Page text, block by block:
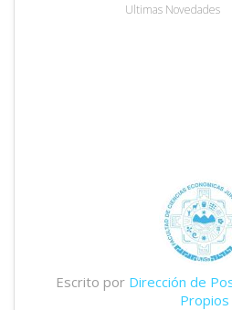
Ultimas Novedades
Escrito por Dirección de
Propios